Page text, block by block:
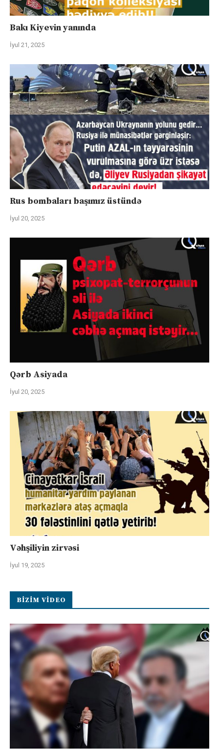
Bakı Kiyevin yanında
İyul 21, 2025
Rus bombaları başımız üstündə
İyul 20, 2025
Qərb Asiyada
İyul 20, 2025
Vəhşiliyin zirvəsi
İyul 19, 2025
BIZIM VIDEO